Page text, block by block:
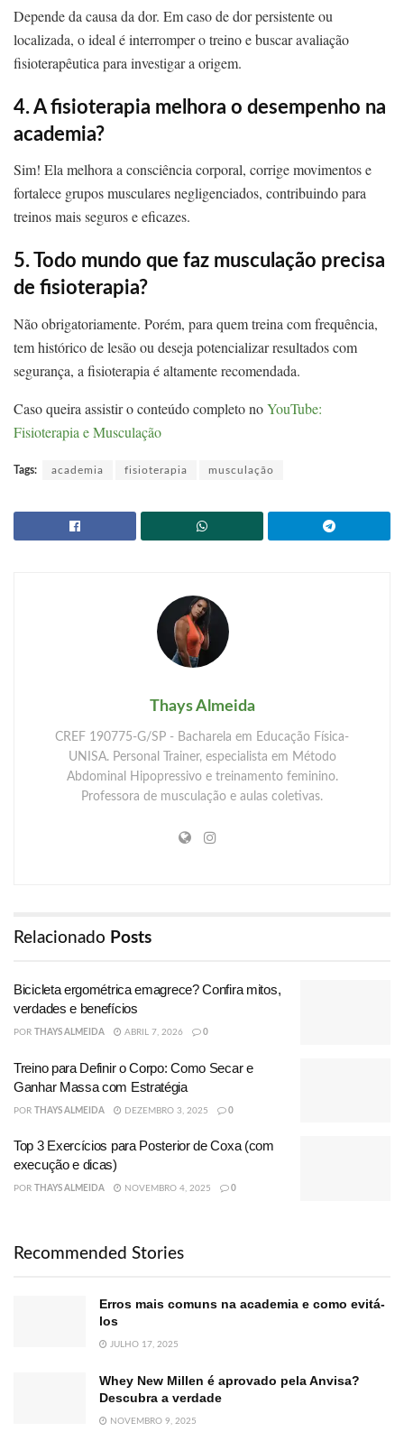
Depende da causa da dor. Em caso de dor persistente ou
localizada, o ideal é interromper o treino e buscar avaliação
fisioterapêutica para investigar a origem.
4. A fisioterapia melhora o desempenho na
academia?
Sim! Ela melhora a consciência corporal, corrige movimentos e
fortalece grupos musculares negligenciados, contribuindo para
treinos mais seguros e eficazes.
5. Todo mundo que faz musculação precisa
de fisioterapia?
Não obrigatoriamente. Porém, para quem treina com frequência,
tem histórico de lesão ou deseja potencializar resultados com
segurança, a fisioterapia é altamente recomendada.
Caso queira assistir o conteúdo completo noYouTube:
Fisioterapia e Musculação
Tags: academia fisioterapia musculação
Thays Almeida
CREF 190775-G/SP - Bacharela em Educação Física-
UNISA. Personal Trainer, especialista em Método
Abdominal Hipopressivo e treinamento feminino.
Professora de musculação e aulas coletivas.
Relacionado Posts
Bicicleta ergométrica emagrece? Confira mitos,
verdades e benefícios
POR THAYS ALMEIDA ABRIL 7, 2026 0
Treino para Definir o Corpo: Como Secar e
Ganhar Massa com Estratégia
POR THAYS ALMEIDA DEZEMBRO 3, 2025 0
Top 3 Exercícios para Posterior de Coxa (com
execução e dicas)
POR THAYS ALMEIDA NOVEMBRO 4, 2025 0
Recommended Stories
Erros mais comuns na academia e como evitá-
los
JULHO 17, 2025
Whey New Millen é aprovado pela Anvisa?
Descubra a verdade
NOVEMBRO 9, 2025